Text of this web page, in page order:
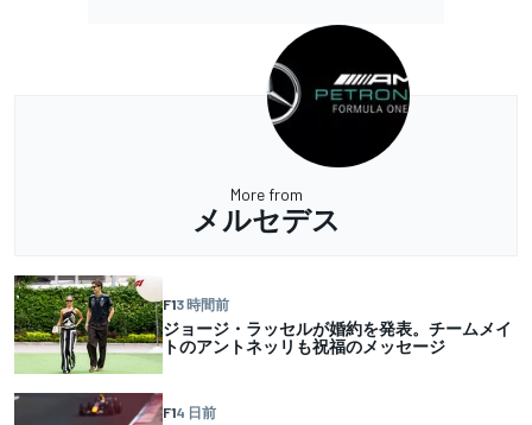
More from
メルセデス
F13 時間前
ジョージ・ラッセルが婚約を発表。チームメイ
トのアントネッリも祝福のメッセージ
F14 日前